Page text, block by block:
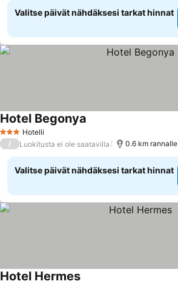
Valitse päivät nähdäksesi tarkat hinnat
3 Tähtiluokitus
Hotelli
Hotel Begonya
/ Luokitusta ei ole saatavilla 0.6 km rannalle
Valitse päivät nähdäksesi tarkat hinnat
Hotel Hermes